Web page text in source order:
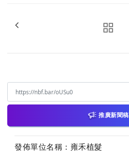
推廣新聞稿
發佈單位名稱：雍禾植髮